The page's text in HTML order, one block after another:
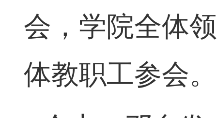
会，学院全体
体教职工参会